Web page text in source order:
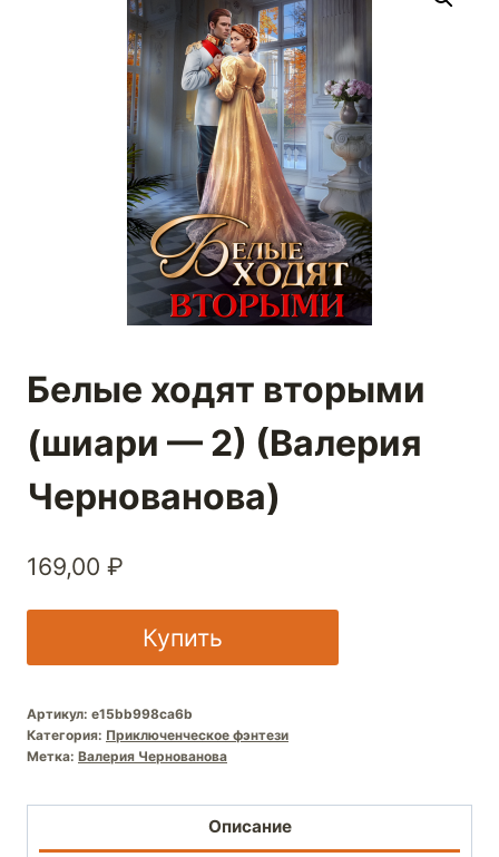
Белые ходят вторыми
(шиари — 2) (Валерия
Чернованова)
169,00 ₽
Купить
Артикул: e15bb998ca6b
Категория: Приключенческое фэнтези
Метка: Валерия Чернованова
Описание